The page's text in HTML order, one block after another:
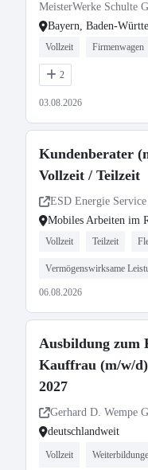
MeisterWerke Schulte
Bayern, Baden-
Vollzeit Firmenwagen
2
03.08.2026
Kundenberater
Vollzeit / Teilzeit
ESD Energie
Mobiles Arbeiten im
Vollzeit Teilzeit
Vermögenswirksame
06.08.2026
Ausbildung zum
Kauffrau (m/w/
2027
Gerhard D. Wempe
deutschlandweit
Vollzeit